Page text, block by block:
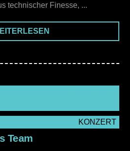
technischer Finesse, ...
KONZERT
Team